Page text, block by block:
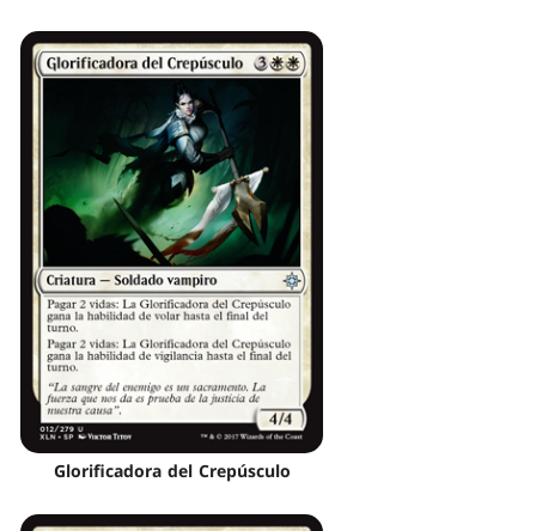
Glorificadora del Crepúsculo